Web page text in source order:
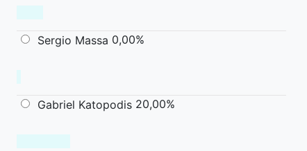
Sergio Massa 0,00%
Gabriel Katopodis 20,00%